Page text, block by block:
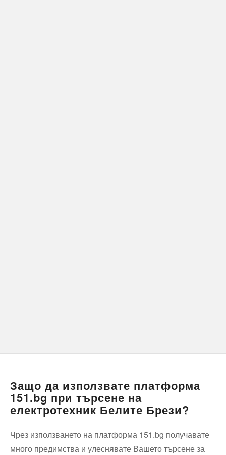
Защо да използвате платформа
151.bg при търсене на
електротехник Белите Брези?
Чрез използването на платформа 151.bg получавате
много предимства и улеснявате Вашето търсене за